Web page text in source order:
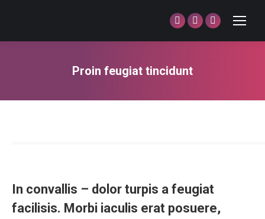
Facebook
page
in
window
Twitter
page
window
Dribbble
page
window
Proin feugiat tincidunt
In convallis – dolor turpis a feugiat
facilisis. Morbi iaculis erat posuere,